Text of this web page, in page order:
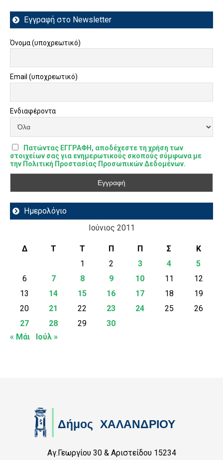
Εγγραφή στο Newsletter
Όνομα (υποχρεωτικό)
Email (υποχρεωτικό)
Ενδιαφέροντα
Πατώντας ΕΓΓΡΑΦΗ, αποδέχεστε τη χρήση των
στοιχείων σας για ενημερωτικούς σκοπούς σύμφωνα με
την Πολιτική Προστασίας Προσωπικών Δεδομένων.
Ημερολόγιο
Ιούνιος 2011
Δ Τ Τ Π Π Σ
Κ
1
2 3 4
5
6
7 8 9 10 11
12
13
14 15 16 17 18
19
20
21 22 23 24 25
26
27
28 29
30
« Μάι
Ιούλ »
Αγ.Γεωργίου 30 & Αριστείδου 15234